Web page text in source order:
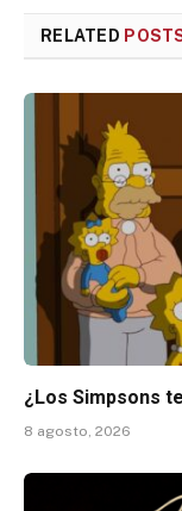
RELATED
¿Los Simpsons
8 agosto, 2026